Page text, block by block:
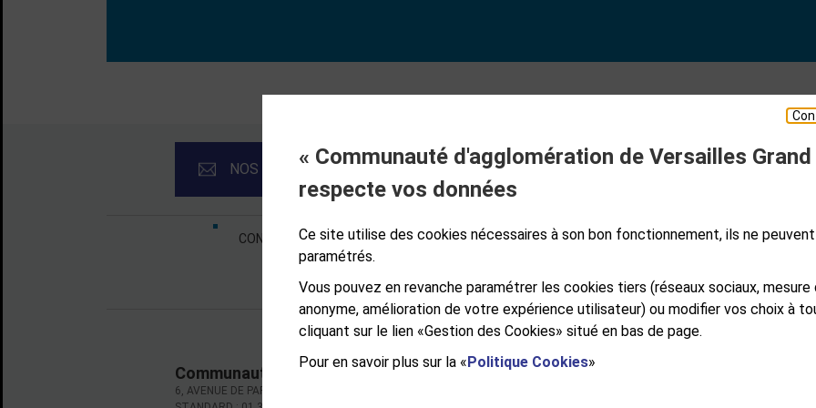
« Communauté d'agglomération de Versailles Grand
respecte vos données
Ce site utilise des cookies nécessaires à son bon fonctionnement, ils ne
paramétrés.
Vous pouvez en revanche paramétrer les cookies tiers (réseaux sociaux, mesure
anonyme, amélioration de votre expérience utilisateur) ou modifier vos choix à
cliquant sur le lien «Gestion des Cookies» situé en bas de page.
Pour en savoir plus sur la «Politique Cookies»
NOS NEWSLETTERS ESPACE PRESSE
Liens bas de page
CONTACT MENTIONS LÉGALES PLAN DE SITE ACCESSIBILITÉ NUMÉRIQUE
GESTION DES COOKIES
Communauté d'agglomération de Versailles Grand Parc
6, AVENUE DE PARIS - CS 10922 - 78009 VERSAILLES CEDEX